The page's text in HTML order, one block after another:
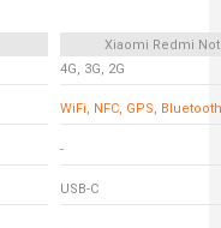
Xiaomi Redmi
4G, 3G, 2G
WiFi, NFC, GPS, Bluetooth
-
USB-C